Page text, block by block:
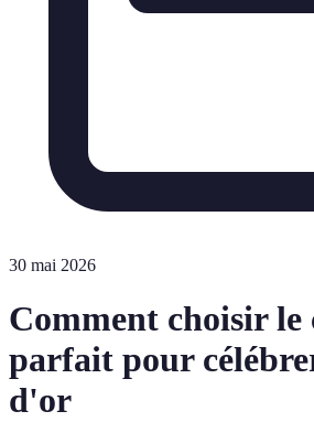
30 mai 2026
Comment choisir le
parfait pour
d'or